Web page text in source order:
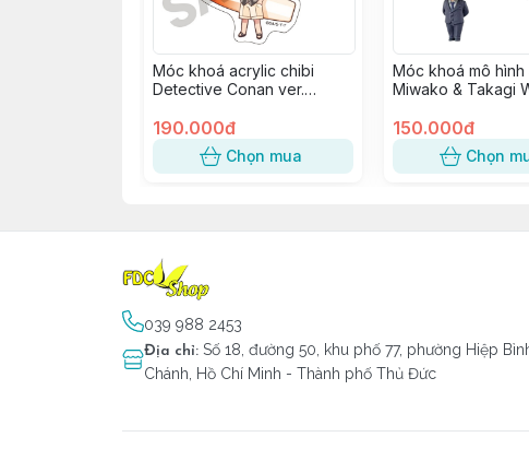
Móc khoá acrylic chibi
Detective Conan ver.
190.000đ
Chọn mua
Móc khoá mô hình
Miwako & Takagi
150.000đ
Chọn
039 988 2453
Địa chỉ: Số 18, đường 50, khu phố 77, phường Hiệp
Chánh, Hồ Chí Minh - Thành phố Thủ Đức